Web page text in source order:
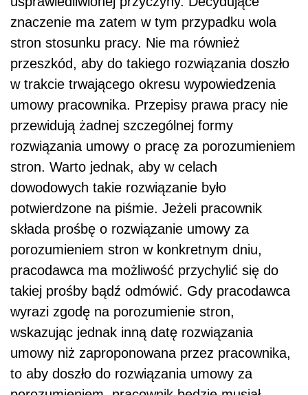
znaczenie ma zatem w tym przypadku wola
stron stosunku pracy. Nie ma również
przeszkód, aby do takiego rozwiązania doszło
w trakcie trwającego okresu wypowiedzenia
umowy pracownika. Przepisy prawa pracy nie
przewidują żadnej szczególnej formy
rozwiązania umowy o pracę za porozumieniem
stron. Warto jednak, aby w celach
dowodowych takie rozwiązanie było
potwierdzone na piśmie. Jeżeli pracownik
składa prośbę o rozwiązanie umowy za
porozumieniem stron w konkretnym dniu,
pracodawca ma możliwość przychylić się do
takiej prośby bądź odmówić. Gdy pracodawca
wyrazi zgodę na porozumienie stron,
wskazując jednak inną datę rozwiązania
umowy niż zaproponowana przez pracownika,
to aby doszło do rozwiązania umowy za